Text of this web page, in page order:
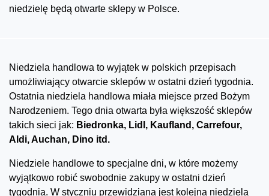
niedzielę będą otwarte sklepy w Polsce.
Niedziela handlowa to wyjątek w polskich przepisach
umożliwiający otwarcie sklepów w ostatni dzień tygodnia.
Ostatnia niedziela handlowa miała miejsce przed Bożym
Narodzeniem. Tego dnia otwarta była większość sklepów
takich sieci jak: Biedronka, Lidl, Kaufland, Carrefour,
Aldi, Auchan, Dino itd.
Niedziele handlowe to specjalne dni, w które możemy
wyjątkowo robić swobodnie zakupy w ostatni dzień
tygodnia. W styczniu przewidziana jest kolejna niedziela